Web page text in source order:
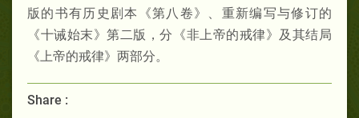
版的书有历史剧本《第八卷》、重新编写与修订的
《十诫始末》第二版，分《非上帝的戒律》及其结局
《上帝的戒律》两部分。
Share :